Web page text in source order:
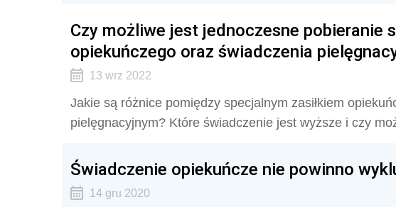
Czy możliwe jest jednoczesne pobieranie
opiekuńczego oraz świadczenia
13 wrz 2022
Jakie są różnice pomiędzy specjalnym zasiłkiem
pielęgnacyjnym? Które świadczenie jest wyższe i czy
Świadczenie opiekuńcze nie powinno
14 gru 2020